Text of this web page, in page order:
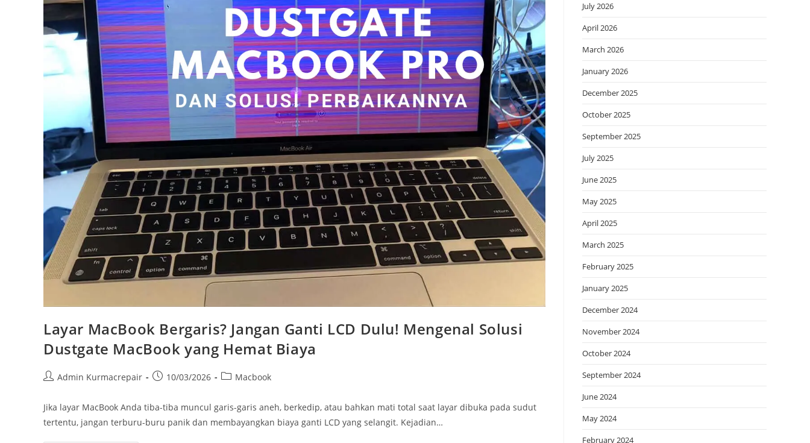
Layar MacBook Bergaris? Jangan Ganti LCD Dulu! Mengenal Solusi
Dustgate MacBook yang Hemat Biaya
Admin Kurmacrepair 10/03/2026 Macbook
Jika layar MacBook Anda tiba-tiba muncul garis-garis aneh, berkedip, atau bahkan mati total saat layar dibuka pada sudut
tertentu, jangan terburu-buru panik dan membayangkan biaya ganti LCD yang selangit. Kejadian…
July 2026
April 2026
March 2026
January 2026
December 2025
October 2025
September 2025
July 2025
June 2025
May 2025
April 2025
March 2025
February 2025
January 2025
December 2024
November 2024
October 2024
September 2024
June 2024
May 2024
February 2024